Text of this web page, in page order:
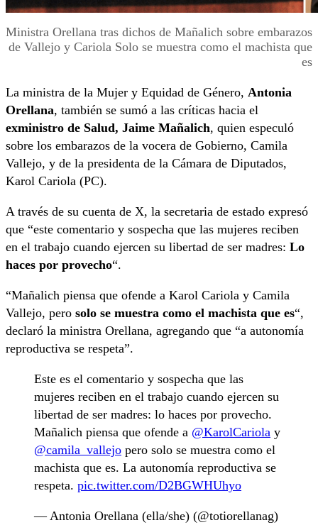
Ministra Orellana tras dichos de Mañalich sobre embarazos
de Vallejo y Cariola Solo se muestra como el machista que
es
La ministra de la Mujer y Equidad de Género, Antonia
Orellana, también se sumó a las críticas hacia el
exministro de Salud, Jaime Mañalich, quien especuló
sobre los embarazos de la vocera de Gobierno, Camila
Vallejo, y de la presidenta de la Cámara de Diputados,
Karol Cariola (PC).
A través de su cuenta de X, la secretaria de estado expresó
que “este comentario y sospecha que las mujeres reciben
en el trabajo cuando ejercen su libertad de ser madres: Lo
haces por provecho“.
“Mañalich piensa que ofende a Karol Cariola y Camila
Vallejo, pero solo se muestra como el machista que es“,
declaró la ministra Orellana, agregando que “a autonomía
reproductiva se respeta”.
Este es el comentario y sospecha que las
mujeres reciben en el trabajo cuando ejercen su
libertad de ser madres: lo haces por provecho.
Mañalich piensa que ofende a @KarolCariola y
@camila_vallejo pero solo se muestra como el
machista que es. La autonomía reproductiva se
respeta. pic.twitter.com/D2BGWHUhyo
— Antonia Orellana (ella/she) (@totiorellanag)